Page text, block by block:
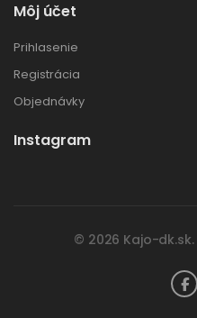
Môj účet
Prihlasenie
Registrácia
Objednávky
Instagram
© 2026 Kajo-dk.sk.